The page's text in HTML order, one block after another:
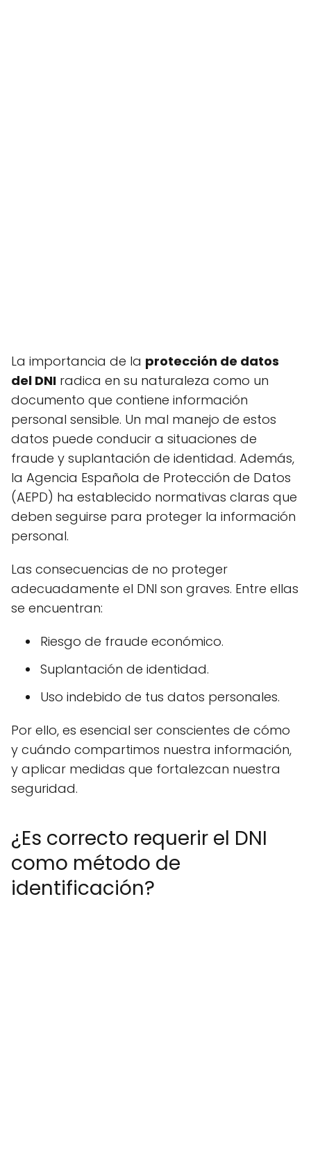
La importancia de la protección de datos
del DNI radica en su naturaleza como un
documento que contiene información
personal sensible. Un mal manejo de estos
datos puede conducir a situaciones de
fraude y suplantación de identidad. Además,
la Agencia Española de Protección de Datos
(AEPD) ha establecido normativas claras que
deben seguirse para proteger la información
personal.
Las consecuencias de no proteger
adecuadamente el DNI son graves. Entre ellas
se encuentran:
Riesgo de fraude económico.
Suplantación de identidad.
Uso indebido de tus datos personales.
Por ello, es esencial ser conscientes de cómo
y cuándo compartimos nuestra información,
y aplicar medidas que fortalezcan nuestra
seguridad.
¿Es correcto requerir el DNI
como método de
identificación?